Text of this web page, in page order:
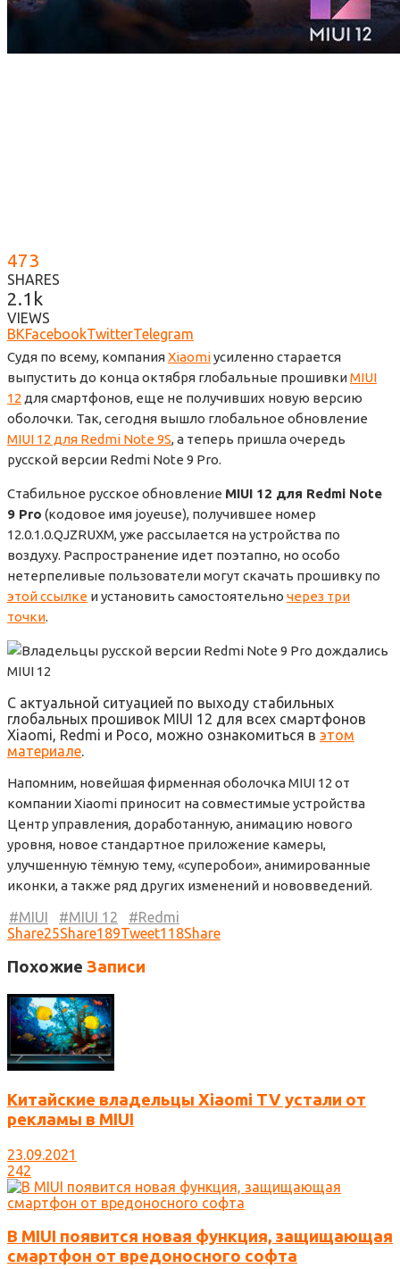
473
SHARES
2.1k
VIEWS
ВКFacebookTwitterTelegram
Судя по всему, компанияXiaomiусиленно старается
выпустить до конца октября глобальные прошивкиMIUI
12 для смартфонов, еще не получивших новую версию
оболочки. Так, сегодня вышло глобальное обновление
MIUI 12 для Redmi Note 9S, а теперь пришла очередь
русской версии Redmi Note 9 Pro.
Стабильное русское обновление MIUI 12 для Redmi Note
9 Pro (кодовое имя joyeuse), получившее номер
12.0.1.0.QJZRUXM, уже рассылается на устройства по
воздуху. Распространение идет поэтапно, но особо
нетерпеливые пользователи могут скачать прошивку по
этой ссылке и установить самостоятельно через три
точки.
С актуальной ситуацией по выходу стабильных
глобальных прошивок MIUI 12 для всех смартфонов
Xiaomi, Redmi и Poco, можно ознакомиться в этом
материале.
Напомним, новейшая фирменная оболочка MIUI 12 от
компании Xiaomi приносит на совместимые устройства
Центр управления, доработанную, анимацию нового
уровня, новое стандартное приложение камеры,
улучшенную тёмную тему, «суперобои», анимированные
иконки, а также ряд других изменений и нововведений.
MIUI MIUI 12
Redmi
Share25Share189Tweet118Share
Похожие Записи
Китайские владельцы Xiaomi TV устали от
рекламы в MIUI
23.09.2021
242
В MIUI появится новая функция, защищающая
смартфон от вредоносного софта